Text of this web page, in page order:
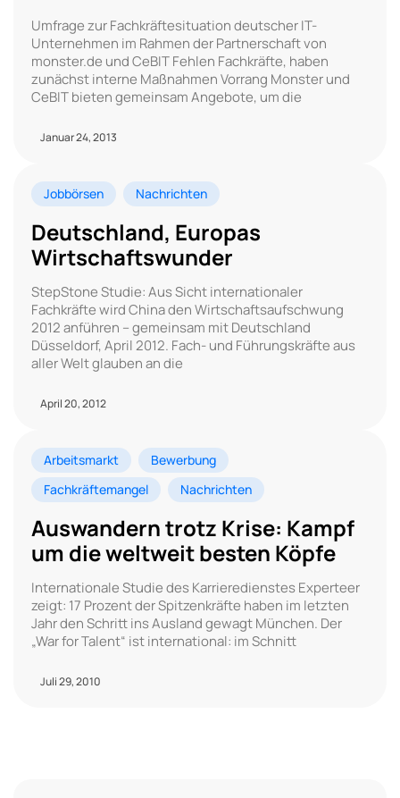
Umfrage zur Fachkräftesituation deutscher IT-
Unternehmen im Rahmen der Partnerschaft von
monster.de und CeBIT Fehlen Fachkräfte, haben
zunächst interne Maßnahmen Vorrang Monster und
CeBIT bieten gemeinsam Angebote, um die
Januar 24, 2013
Jobbörsen Nachrichten
Deutschland, Europas
Wirtschaftswunder
StepStone Studie: Aus Sicht internationaler
Fachkräfte wird China den Wirtschaftsaufschwung
2012 anführen – gemeinsam mit Deutschland
Düsseldorf, April 2012. Fach- und Führungskräfte aus
aller Welt glauben an die
April 20, 2012
Arbeitsmarkt
Bewerbung
Fachkräftemangel
Nachrichten
Auswandern trotz Krise: Kampf
um die weltweit besten Köpfe
Internationale Studie des Karrieredienstes Experteer
zeigt: 17 Prozent der Spitzenkräfte haben im letzten
Jahr den Schritt ins Ausland gewagt München. Der
„War for Talent“ ist international: im Schnitt
Juli 29, 2010